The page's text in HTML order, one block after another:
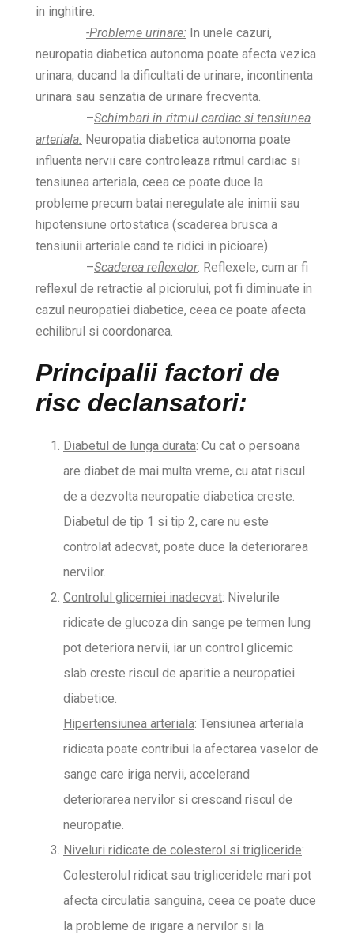
in inghitire.
-Probleme urinare: In unele cazuri,
neuropatia diabetica autonoma poate afecta vezica
urinara, ducand la dificultati de urinare, incontinenta
urinara sau senzatia de urinare frecventa.
–Schimbari in ritmul cardiac si tensiunea
arteriala: Neuropatia diabetica autonoma poate
influenta nervii care controleaza ritmul cardiac si
tensiunea arteriala, ceea ce poate duce la
probleme precum batai neregulate ale inimii sau
hipotensiune ortostatica (scaderea brusca a
tensiunii arteriale cand te ridici in picioare).
–Scaderea reflexelor: Reflexele, cum ar fi
reflexul de retractie al piciorului, pot fi diminuate in
cazul neuropatiei diabetice, ceea ce poate afecta
echilibrul si coordonarea.
Principalii factori de
risc declansatori:
Diabetul de lunga durata: Cu cat o persoana
are diabet de mai multa vreme, cu atat riscul
de a dezvolta neuropatie diabetica creste.
Diabetul de tip 1 si tip 2, care nu este
controlat adecvat, poate duce la deteriorarea
nervilor.
Controlul glicemiei inadecvat: Nivelurile
ridicate de glucoza din sange pe termen lung
pot deteriora nervii, iar un control glicemic
slab creste riscul de aparitie a neuropatiei
diabetice.
Hipertensiunea arteriala: Tensiunea arteriala
ridicata poate contribui la afectarea vaselor de
sange care iriga nervii, accelerand
deteriorarea nervilor si crescand riscul de
neuropatie.
Niveluri ridicate de colesterol si trigliceride:
Colesterolul ridicat sau trigliceridele mari pot
afecta circulatia sanguina, ceea ce poate duce
la probleme de irigare a nervilor si la